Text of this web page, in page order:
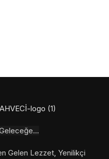
Gelen Lezzet, Yenilikçi